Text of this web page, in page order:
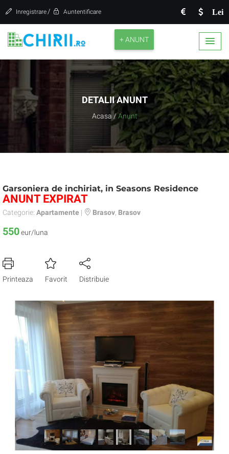
Lei
Inregistrare / Auntentificare
+ ANUNT
DETALII ANUNT
Acasa / Anunt
Garsoniera de inchiriat, in Seasons Residence
ANUNT EXPIRAT
Categorie: Apartamente | Brasov Brasov
550eur/luna
Printeaza Favorit Distribuie